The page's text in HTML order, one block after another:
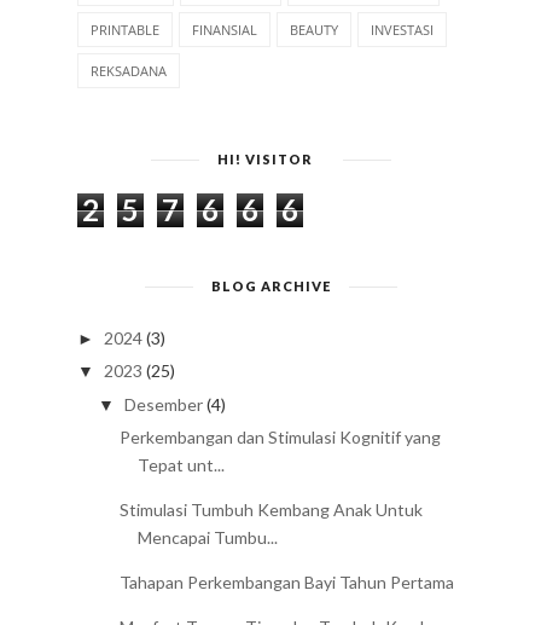
PRINTABLE FINANSIAL BEAUTY INVESTASI
REKSADANA
HI! VISITOR
2 5 7 6 6 6
BLOG ARCHIVE
► 2024(3)
▼ 2023 (25)
▼ Desember(4)
Perkembangan dan Stimulasi Kognitif yang
Tepat unt...
Stimulasi Tumbuh Kembang Anak Untuk
Mencapai Tumbu...
Tahapan Perkembangan Bayi Tahun Pertama